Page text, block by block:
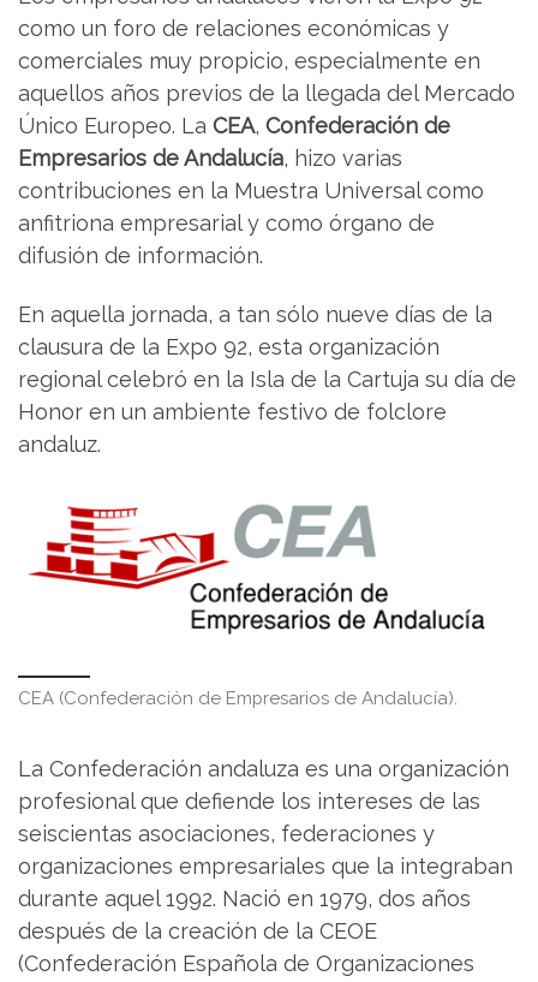
como un foro de relaciones económicas y
comerciales muy propicio, especialmente en
aquellos años previos de la llegada del Mercado
Único Europeo. La CEA, Confederación de
Empresarios de Andalucía, hizo varias
contribuciones en la Muestra Universal como
anfitriona empresarial y como órgano de
difusión de información.
En aquella jornada, a tan sólo nueve días de la
clausura de la Expo 92, esta organización
regional celebró en la Isla de la Cartuja su día de
Honor en un ambiente festivo de folclore
andaluz.
CEA (Confederación de Empresarios de Andalucía).
La Confederación andaluza es una organización
profesional que defiende los intereses de las
seiscientas asociaciones, federaciones y
organizaciones empresariales que la integraban
durante aquel 1992. Nació en 1979, dos años
después de la creación de la CEOE
(Confederación Española de Organizaciones